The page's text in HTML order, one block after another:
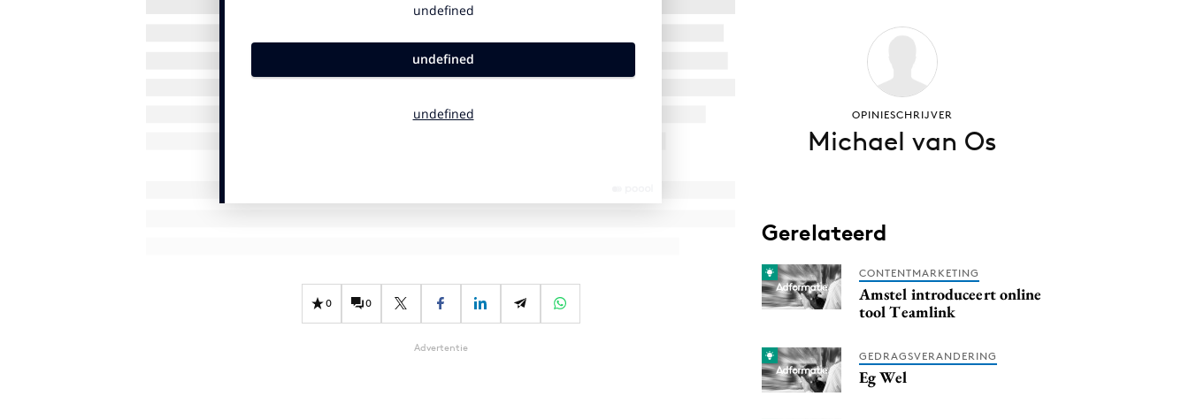
0 0
Advertentie
OPINIESCHRIJVER
Michael van Os
Gerelateerd
CONTENTMARKETING
Amstel introduceert online
tool Teamlink
GEDRAGSVERANDERING
Eg Wel